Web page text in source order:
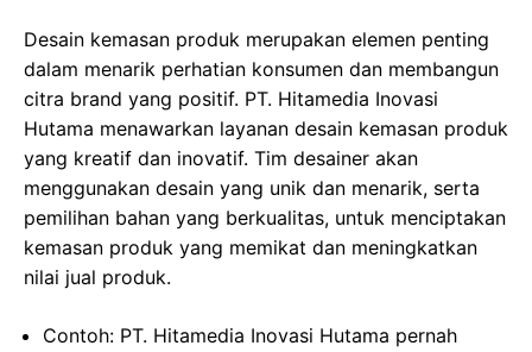
Desain kemasan produk merupakan elemen penting
dalam menarik perhatian konsumen dan membangun
citra brand yang positif. PT. Hitamedia Inovasi
Hutama menawarkan layanan desain kemasan produk
yang kreatif dan inovatif. Tim desainer akan
menggunakan desain yang unik dan menarik, serta
pemilihan bahan yang berkualitas, untuk menciptakan
kemasan produk yang memikat dan meningkatkan
nilai jual produk.
Contoh: PT. Hitamedia Inovasi Hutama pernah